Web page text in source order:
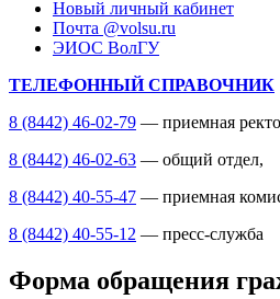
Новый личный кабинет
Почта @volsu.ru
ЭИОС ВолГУ
ТЕЛЕФОННЫЙ СПРАВОЧНИК
8 (8442) 46-02-79 — приемная
8 (8442) 46-02-63 — общий отдел,
8 (8442) 40-55-47 — приемная
8 (8442) 40-55-12 — пресс-служба
Форма обращения